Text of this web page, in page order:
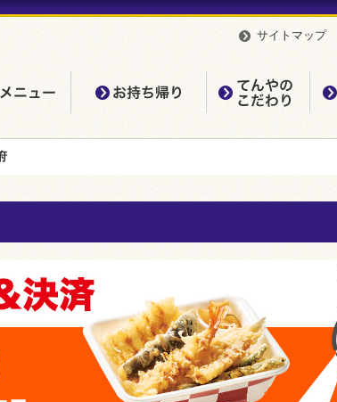
サイトマップ
お持ち帰り